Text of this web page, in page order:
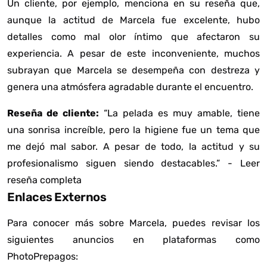
Un cliente, por ejemplo, menciona en su reseña que,
aunque la actitud de Marcela fue excelente, hubo
detalles como mal olor íntimo que afectaron su
experiencia. A pesar de este inconveniente, muchos
subrayan que Marcela se desempeña con destreza y
genera una atmósfera agradable durante el encuentro.
Reseña de cliente: “La pelada es muy amable, tiene
una sonrisa increíble, pero la higiene fue un tema que
me dejó mal sabor. A pesar de todo, la actitud y su
profesionalismo siguen siendo destacables.” - Leer
reseña completa
Enlaces Externos
Para conocer más sobre Marcela, puedes revisar los
siguientes anuncios en plataformas como
PhotoPrepagos: